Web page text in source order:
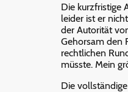
Die kurzfristige
leider ist er
der Autorität
Gehorsam den
rechtlichen
müsste. Mein
Die